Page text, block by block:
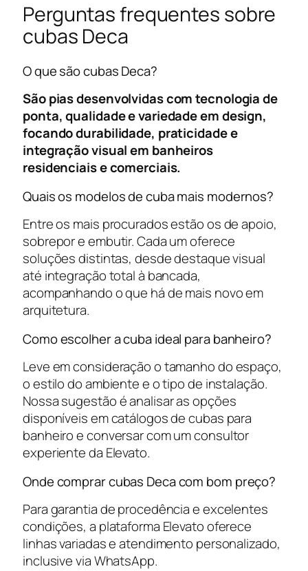
Perguntas frequentes sobre
cubas Deca
O que são cubas Deca?
São pias desenvolvidas com tecnologia de
ponta, qualidade e variedade em design,
focando durabilidade, praticidade e
integração visual em banheiros
residenciais e comerciais.
Quais os modelos de cuba mais modernos?
Entre os mais procurados estão os de apoio,
sobrepor e embutir. Cada um oferece
soluções distintas, desde destaque visual
até integração total à bancada,
acompanhando o que há de mais novo em
arquitetura.
Como escolher a cuba ideal para banheiro?
Leve em consideração o tamanho do espaço,
o estilo do ambiente e o tipo de instalação.
Nossa sugestão é analisar as opções
disponíveis em catálogos de cubas para
banheiro e conversar com um consultor
experiente da Elevato.
Onde comprar cubas Deca com bom preço?
Para garantia de procedência e excelentes
condições, a plataforma Elevato oferece
linhas variadas e atendimento personalizado,
inclusive via WhatsApp.